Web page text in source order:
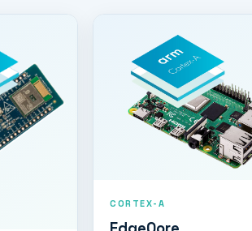
CORTEX-A